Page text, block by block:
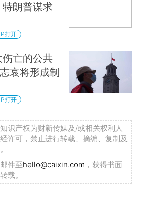
朗普谋求
打开
亡的公共
哀将形成制
打开
识产权为财新传媒及/或相关权利人
许可，禁止进行转载、摘编、复制及
件至hello@caixin.com ，获得书面
载。